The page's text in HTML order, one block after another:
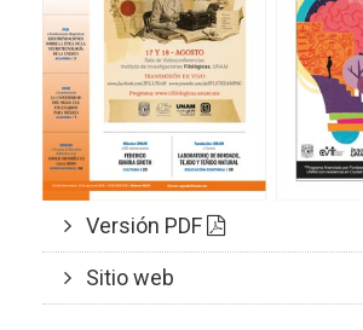
Versión PDF
Sitio web